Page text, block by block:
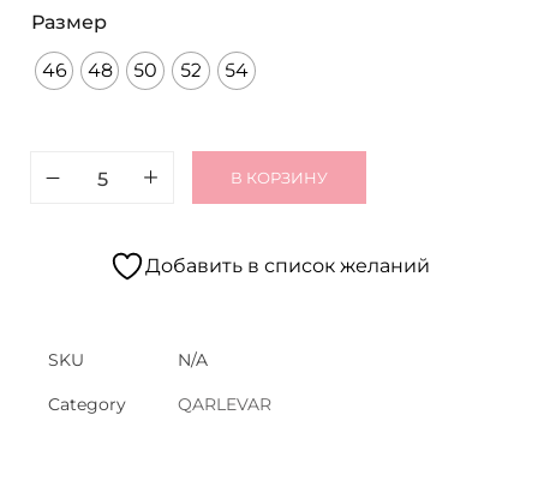
Размер
46 48 50 52 54
В КОРЗИНУ
Добавить в список желаний
SKU N/A
Category QARLEVAR